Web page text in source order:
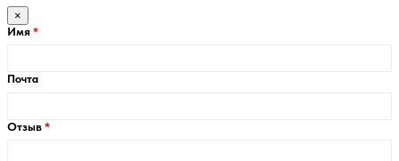
×
Имя
Почта
Отзыв